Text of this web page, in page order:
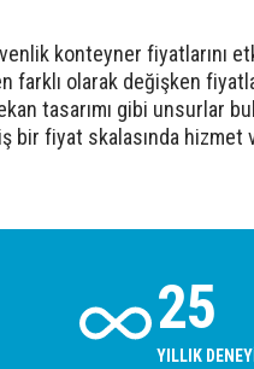
konteyner
olarak değişken
tasarımı gibi unsurlar
bir fiyat skalasında hizmet
30
YILLIK